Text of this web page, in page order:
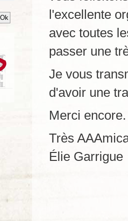
l'excellente
avec toutes
passer une
Je vous
d'avoir une
Merci encore.
Très
Élie Garrigue